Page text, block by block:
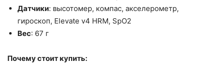
Датчики: высотомер, компас, акселерометр,
гироскоп, Elevate v4 HRM, SpO2
Вес: 67 г
Почему стоит купить: